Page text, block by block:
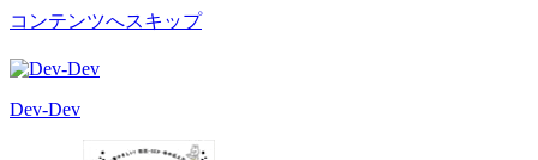
コンテンツへスキップ
Dev-Dev